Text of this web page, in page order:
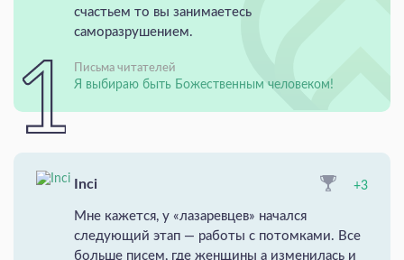
счастьем то вы занимаетесь
саморазрушением.
Письма читателей
Я выбираю быть Божественным человеком!
Inci +3
Мне кажется, у «лазаревцев» начался
следующий этап — работы с потомками. Все
больше писем, где женщины а изменилась и